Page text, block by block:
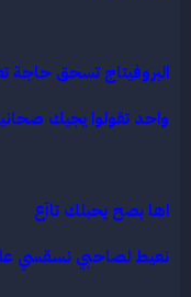
البروفيتاج تسحق حاجة
واحد تقولوا يجيك
اها بصح يحبلك تاآع
نعيط لصاحبي نسقسي